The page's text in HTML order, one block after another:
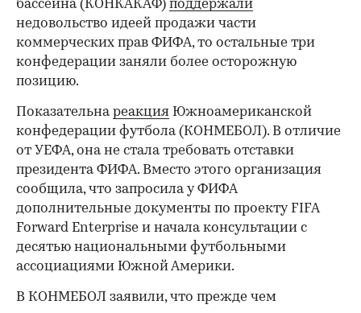
бассейна (КОНКАКАФ) поддержали
недовольство идеей продажи части
коммерческих прав ФИФА, то остальные три
конфедерации заняли более осторожную
позицию.
Показательнареакция Южноамериканской
конфедерации футбола (КОНМЕБОЛ). В отличие
от УЕФА, она не стала требовать отставки
президента ФИФА. Вместо этого организация
сообщила, что запросила у ФИФА
дополнительные документы по проекту FIFA
Forward Enterprise и начала консультации с
десятью национальными футбольными
ассоциациями Южной Америки.
В КОНМЕБОЛ заявили, что прежде чем